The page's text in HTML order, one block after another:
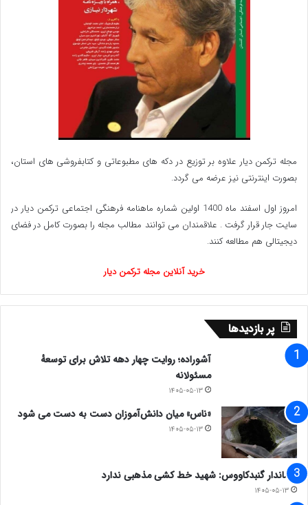
مجله ترکمن دیار علاوه بر توزیع در دکه های مطبوعاتی و کتابفروشی های استان،
بصورت اینترنتی نیز عرضه می گردد.‌
امروز اول اسفند ماه 1400 اولین شماره ماهنامه فرهنگی اجتماعی ترکمن دیار در
سایت جار قرار گرفت . علاقمندان می توانند مطالب مجله را بصورت کامل در فضای
دیجیتالی هم مطالعه کنند.
خرید آنلاین مجله ترکمن دیار
پر بازدیدها
آشوراده؛ روایت چهار دهه تلاش برای توسعهٔ
مسئولانه
۱۴۰۵-۰۵-۱۳
«ناس» میان دانش‌آموزان دست به دست می شود
۱۴۰۵-۰۵-۱۳
فرماندار گنبدکاووس: شهید خط کشی مذهبی ندارد
۱۴۰۵-۰۵-۱۳